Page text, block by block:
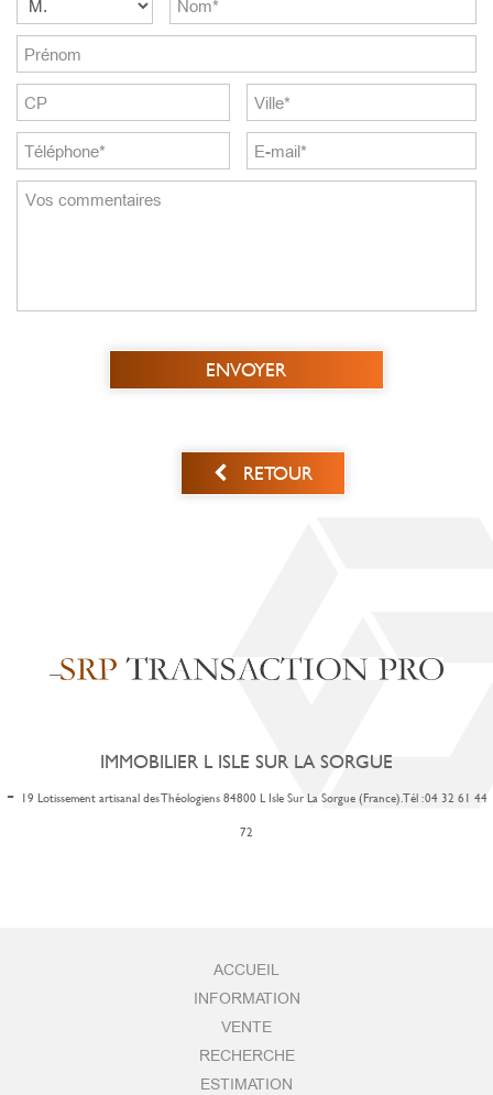
ENVOYER
RETOUR
IMMOBILIER L ISLE SUR LA SORGUE
- 19 Lotissement artisanal des Théologiens 84800 L Isle Sur La Sorgue (France). Tél : 04 32 61 44
72
ACCUEIL
INFORMATION
VENTE
RECHERCHE
ESTIMATION